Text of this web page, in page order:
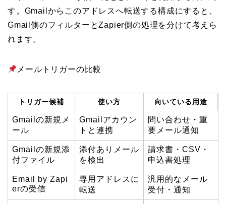
す。Gmailからこのアドレスへ転送する構成にすると、
Gmail側のフィルターとZapier側の処理を分けて考えら
れます。
メールトリガーの比較
トリガー候補 使い方 向いている用途
Gmailの新規メ
ール
Gmailアカウン
トと連携
問い合わせ・重
要メール通知
Gmailの新規添
付ファイル
添付ありメール
を検出
請求書・CSV・
申込書処理
Email by Zapi
erの受信
専用アドレスに
転送
汎用的なメール
受付・通知